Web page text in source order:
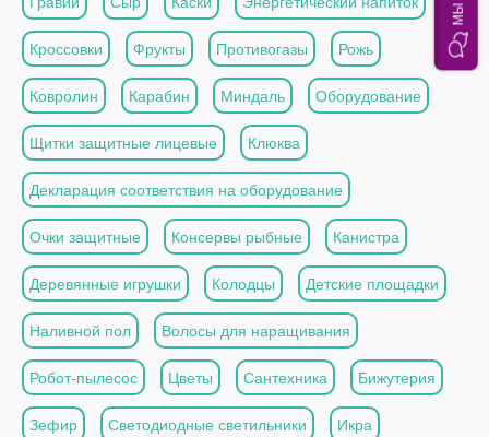
Кроссовки Фрукты Противогазы Рожь
Ковролин Карабин Миндаль Оборудование
Щитки защитные лицевые Клюква
Декларация соответствия на оборудование
Очки защитные Консервы рыбные Канистра
Деревянные игрушки Колодцы Детские площадки
Наливной пол Волосы для наращивания
Робот-пылесос Цветы Сантехника Бижутерия
Зефир Светодиодные светильники Икра